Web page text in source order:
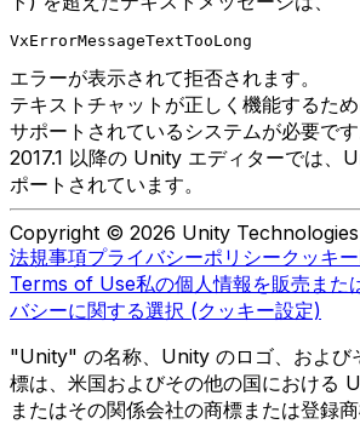
VxErrorMessageTextTooLong
エラーが表示されて拒否されます。
テキストチャットが正しく機能するた
サポートされているシステムが必要で
2017.1 以降の Unity エディターでは、
ポートされています。
Copyright © 2026 Unity Technologies
法規事項プライバシーポリシークッキー
Terms of Use私の個人情報を販売また
バシーに関する選択 (クッキー設定)
"Unity" の名称、Unity のロゴ、および
標は、米国およびその他の国における
またはその関係会社の商標または登録